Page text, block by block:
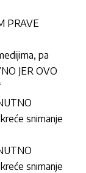
PRAVE
pa
JER OVO
snimanje
snimanje